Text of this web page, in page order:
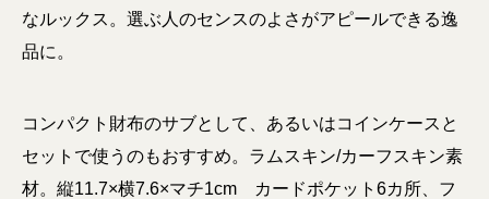
なルックス。選ぶ人のセンスのよさがアピールできる逸
品に。
コンパクト財布のサブとして、あるいはコインケースと
セットで使うのもおすすめ。ラムスキン/カーフスキン素
材。縦11.7×横7.6×マチ1cm カードポケット6カ所、フ